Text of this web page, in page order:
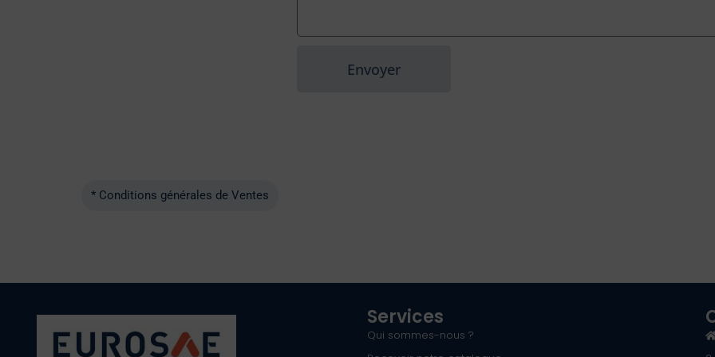
Envoyer
* Conditions générales de Ventes
Services
Qui sommes-nous ?